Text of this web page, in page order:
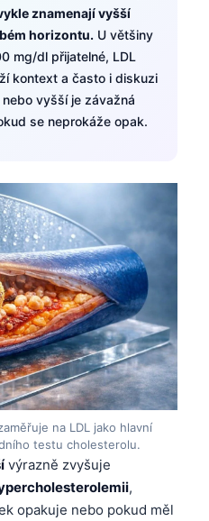
znamenají vyšší
horizontu. U většiny
mg/dl přijatelné, LDL
kontext a často i diskuzi
vyšší je závažná
se neprokáže opak.
na LDL jako hlavní
testu cholesterolu.
výrazně zvyšuje
,
opakuje nebo pokud měl